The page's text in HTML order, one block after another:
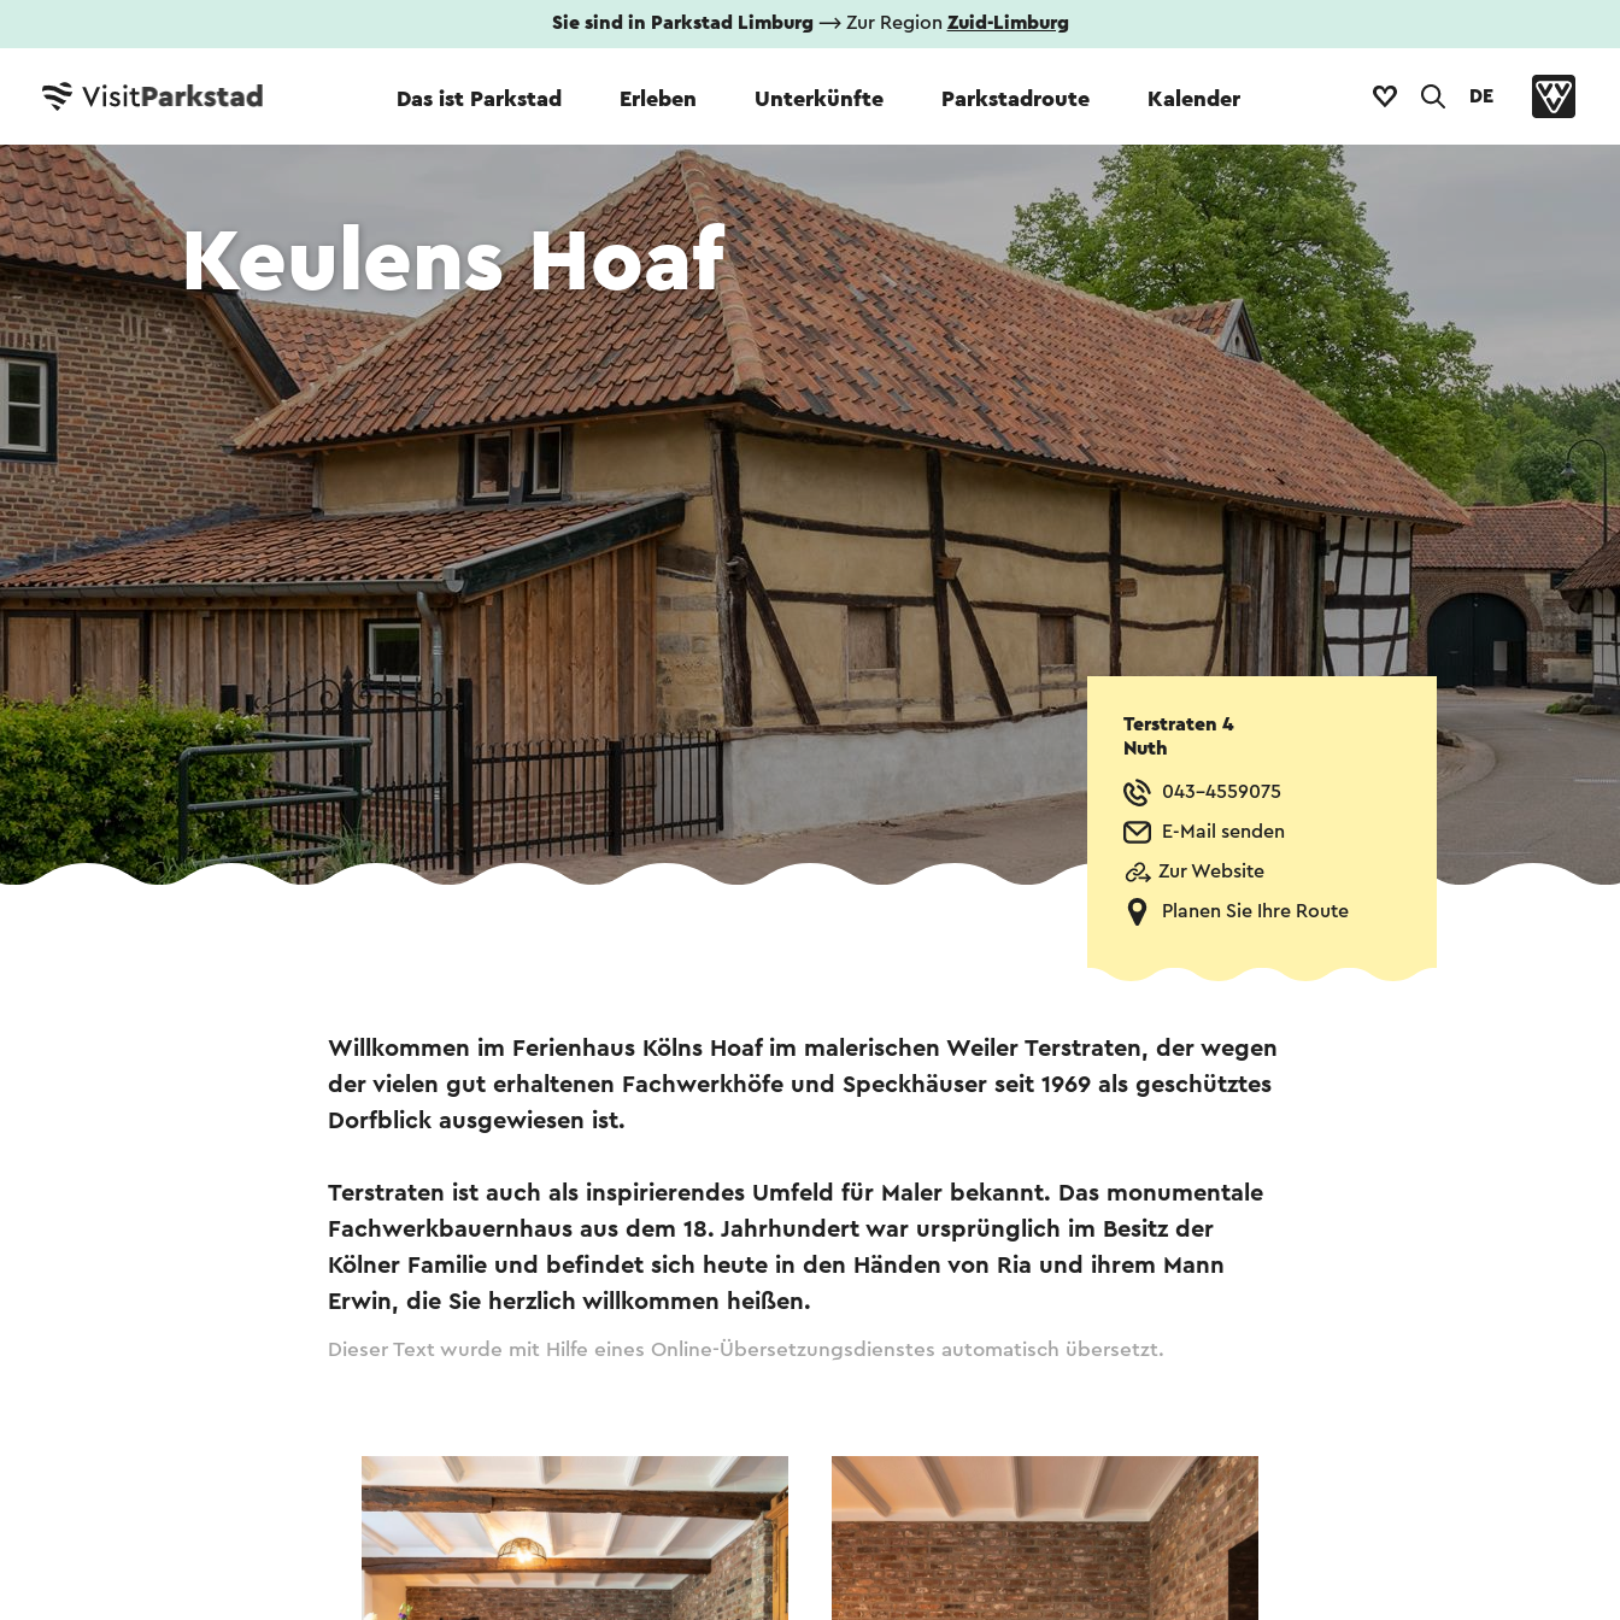
Sie sind in Parkstad Limburg⟶ Zur Region Zuid-Limburg
Das ist Parkstad Erleben Unterkünfte Parkstadroute Kalender DE
Keulens Hoaf
Terstraten 4
Nuth
043-4559075
E-Mail senden
Zur Website
Planen Sie Ihre Route
Willkommen im Ferienhaus Kölns Hoaf im malerischen Weiler Terstraten, der wegen
der vielen gut erhaltenen Fachwerkhöfe und Speckhäuser seit 1969 als geschütztes
Dorfblick ausgewiesen ist.
Terstraten ist auch als inspirierendes Umfeld für Maler bekannt. Das monumentale
Fachwerkbauernhaus aus dem 18. Jahrhundert war ursprünglich im Besitz der
Kölner Familie und befindet sich heute in den Händen von Ria und ihrem Mann
Erwin, die Sie herzlich willkommen heißen.
Dieser Text wurde mit Hilfe eines Online-Übersetzungsdienstes automatisch übersetzt.